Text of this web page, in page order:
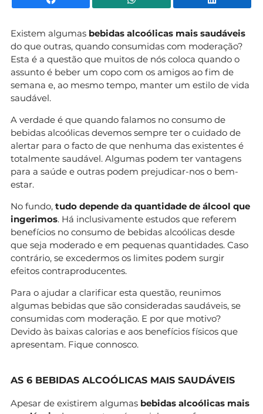
Existem algumas bebidas alcoólicas mais saudáveis
do que outras, quando consumidas com moderação?
Esta é a questão que muitos de nós coloca quando o
assunto é beber um copo com os amigos ao fim de
semana e, ao mesmo tempo, manter um estilo de vida
saudável.
A verdade é que quando falamos no consumo de
bebidas alcoólicas devemos sempre ter o cuidado de
alertar para o facto de que nenhuma das existentes é
totalmente saudável. Algumas podem ter vantagens
para a saúde e outras podem prejudicar-nos o bem-
estar.
No fundo, tudo depende da quantidade de álcool que
ingerimos. Há inclusivamente estudos que referem
benefícios no consumo de bebidas alcoólicas desde
que seja moderado e em pequenas quantidades. Caso
contrário, se excedermos os limites podem surgir
efeitos contraproducentes.
Para o ajudar a clarificar esta questão, reunimos
algumas bebidas que são consideradas saudáveis, se
consumidas com moderação. E por que motivo?
Devido às baixas calorias e aos benefícios físicos que
apresentam. Fique connosco.
AS 6 BEBIDAS ALCOÓLICAS MAIS SAUDÁVEIS
Apesar de existirem algumas bebidas alcoólicas mais